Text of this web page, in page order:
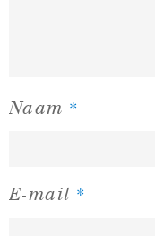
Naam *
E-mail *